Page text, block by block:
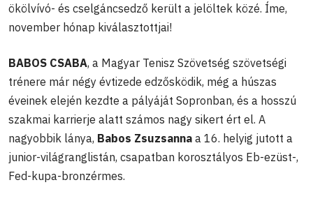
ökölvívó- és cselgáncsedző került a jelöltek közé. Íme,
november hónap kiválasztottjai!
BABOS CSABA, a Magyar Tenisz Szövetség szövetségi
trénere már négy évtizede edzősködik, még a húszas
éveinek elején kezdte a pályáját Sopronban, és a hosszú
szakmai karrierje alatt számos nagy sikert ért el. A
nagyobbik lánya, Babos Zsuzsanna a 16. helyig jutott a
junior-világranglistán, csapatban korosztályos Eb-ezüst-,
Fed-kupa-bronzérmes.